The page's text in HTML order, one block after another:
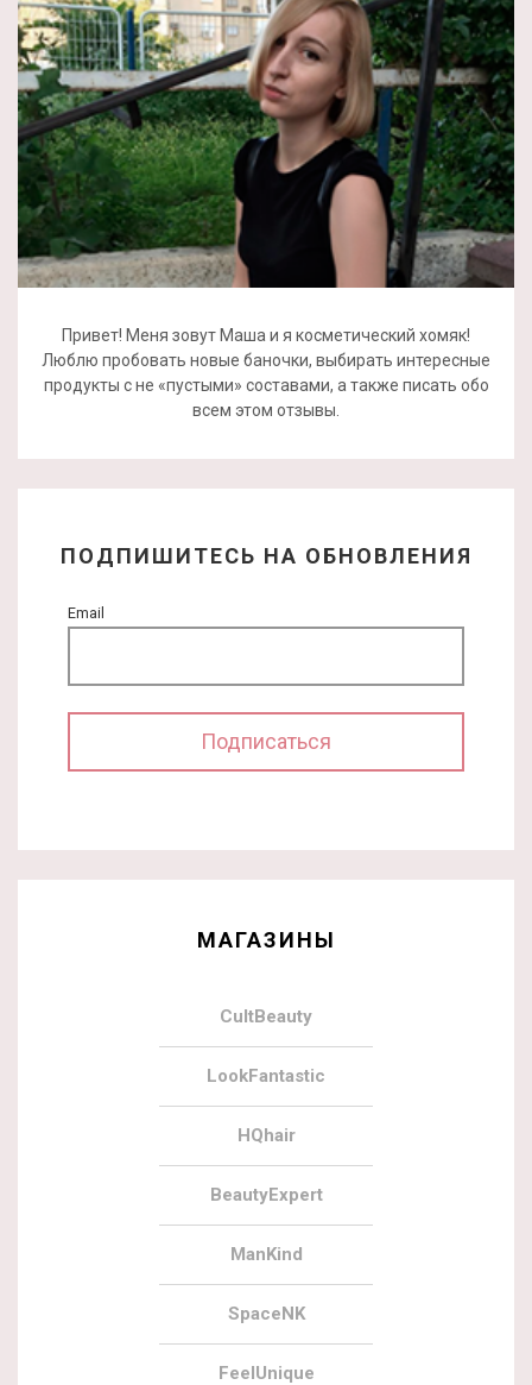
Привет! Меня зовут Маша и я косметический хомяк!
Люблю пробовать новые баночки, выбирать интересные
продукты с не «пустыми» составами, а также писать обо
всем этом отзывы.
ПОДПИШИТЕСЬ НА ОБНОВЛЕНИЯ
Email
МАГАЗИНЫ
CultBeauty
LookFantastic
HQhair
BeautyExpert
ManKind
SpaceNK
FeelUnique